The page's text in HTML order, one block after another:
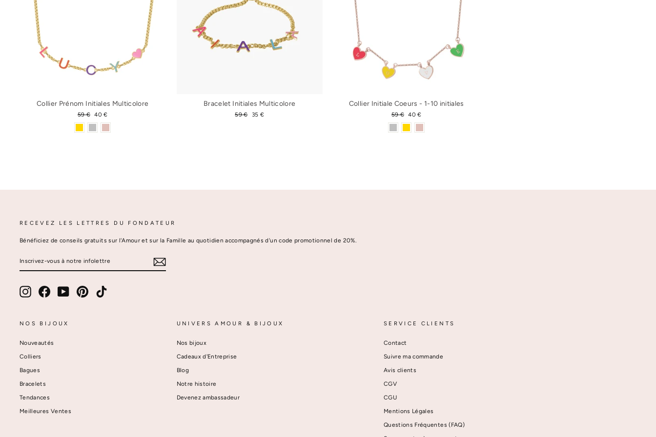
Collier Prénom Initiales Multicolore
Prix
régulier
59 €
Prix
réduit
40 €
Bracelet Initiales Multicolore
Prix
59 €
Prix
35 €
Collier Initiale Coeurs - 1-10 initiales
Prix
régulier
59 €
Prix
réduit
40 €
RECEVEZ LES LETTRES DU FONDATEUR
Bénéficiez de conseils gratuits sur l'Amour et sur la Famille au quotidien accompagnés d'un code promotionnel de 20%.
VOUS
InstagramFacebookYouTube Pinterest
NOS BIJOUX
Nouveautés
Colliers
Bagues
Bracelets
Tendances
Meilleures Ventes
UNIVERS AMOUR & BIJOUX
Nos bijoux
Cadeaux d'Entreprise
Blog
Notre histoire
Devenez ambassadeur
SERVICE CLIENTS
Contact
Suivre ma commande
Avis clients
CGV
CGU
Mentions Légales
Questions Fréquentes (FAQ)